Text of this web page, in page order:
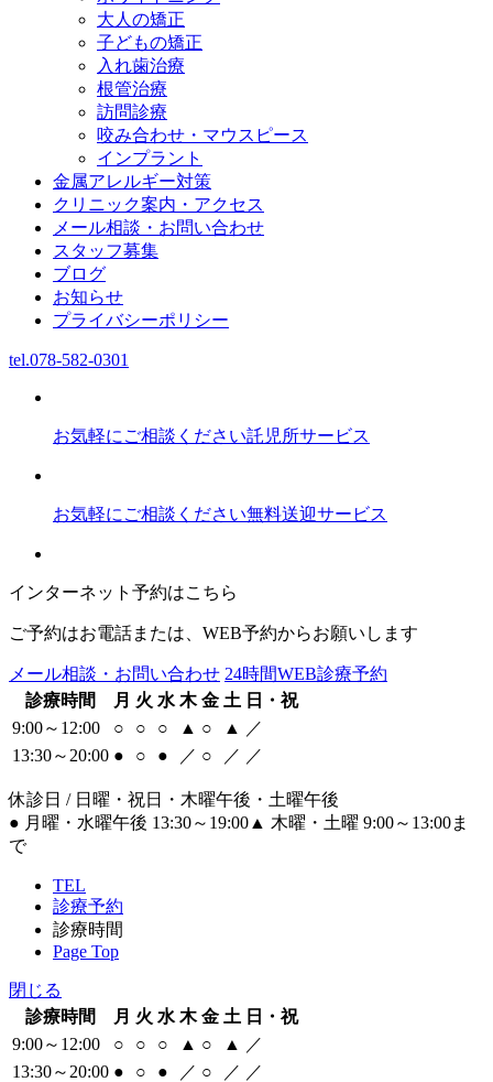
大人の矯正
子どもの矯正
入れ歯治療
根管治療
訪問診療
咬み合わせ・マウスピース
インプラント
金属アレルギー対策
クリニック案内・アクセス
メール相談・お問い合わせ
スタッフ募集
ブログ
お知らせ
プライバシーポリシー
tel.078-582-0301
お気軽にご相談ください託児所サービス
お気軽にご相談ください無料送迎サービス
インターネット予約はこちら
ご予約はお電話または、WEB予約からお願いします
メール相談・お問い合わせ 24時間WEB診療予約
診療時間
月 火 水 木 金 土 日・祝
9:00～12:00
○ ○ ○ ▲ ○ ▲
／
13:30～20:00 ● ○ ● ／ ○ ／ ／
休診日 / 日曜・祝日・木曜午後・土曜午後
● 月曜・水曜午後 13:30～19:00 ▲ 木曜・土曜 9:00～13:00ま
で
TEL
診療予約
診療時間
Page Top
閉じる
診療時間
月 火 水 木 金 土 日・祝
9:00～12:00
○ ○ ○ ▲ ○ ▲
／
13:30～20:00 ● ○ ● ／ ○ ／ ／